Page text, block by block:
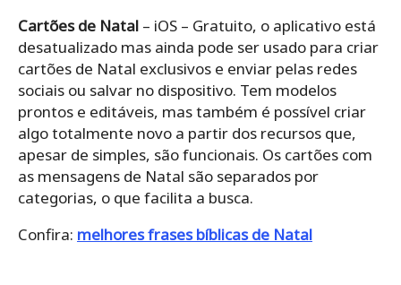
Cartões de Natal – iOS – Gratuito, o aplicativo está
desatualizado mas ainda pode ser usado para criar
cartões de Natal exclusivos e enviar pelas redes
sociais ou salvar no dispositivo. Tem modelos
prontos e editáveis, mas também é possível criar
algo totalmente novo a partir dos recursos que,
apesar de simples, são funcionais. Os cartões com
as mensagens de Natal são separados por
categorias, o que facilita a busca.
Confira: melhores frases bíblicas de Natal